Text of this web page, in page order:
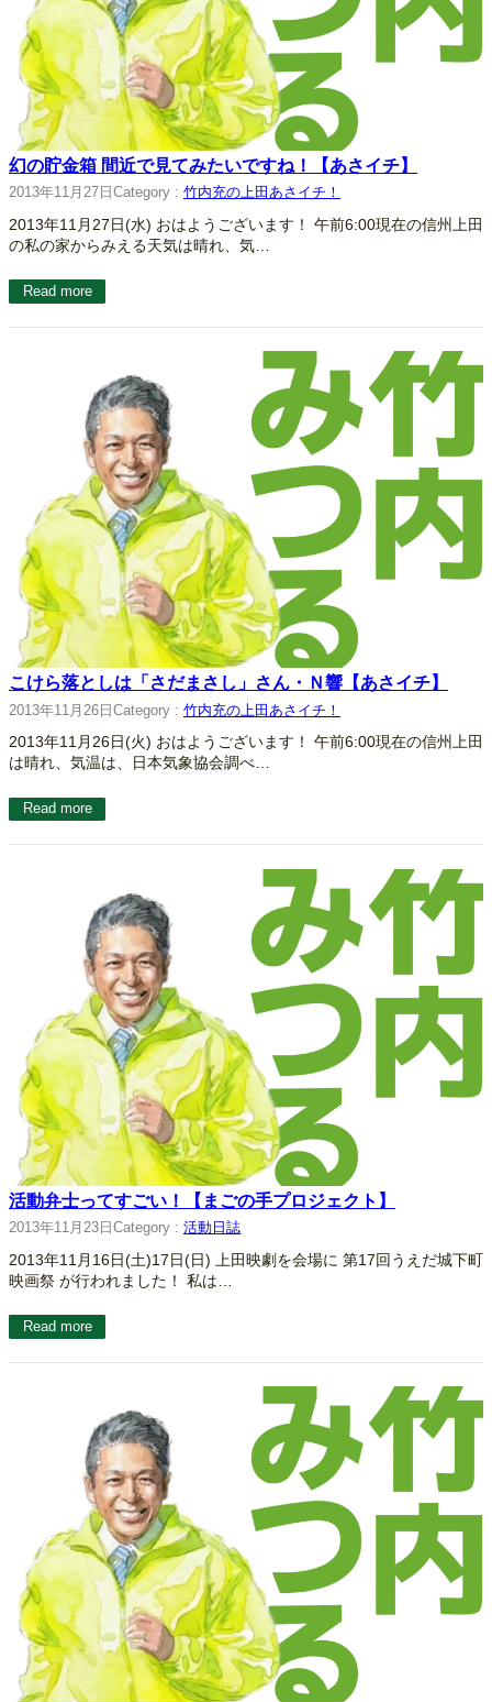
幻の貯金箱 間近で見てみたいですね！【あさイチ】
2013年11月27日 Category : 竹内充の上田あさイチ！
2013年11月27日(水) おはようございます！ 午前6:00現在の信州上田
の私の家からみえる天気は晴れ、気…
Read more
こけら落としは「さだまさし」さん・Ｎ響【あさイチ】
2013年11月26日 Category : 竹内充の上田あさイチ！
2013年11月26日(火) おはようございます！ 午前6:00現在の信州上田
は晴れ、気温は、日本気象協会調べ…
Read more
活動弁士ってすごい！【まごの手プロジェクト】
2013年11月23日 Category : 活動日誌
2013年11月16日(土)17日(日) 上田映劇を会場に 第17回うえだ城下町
映画祭 が行われました！ 私は…
Read more